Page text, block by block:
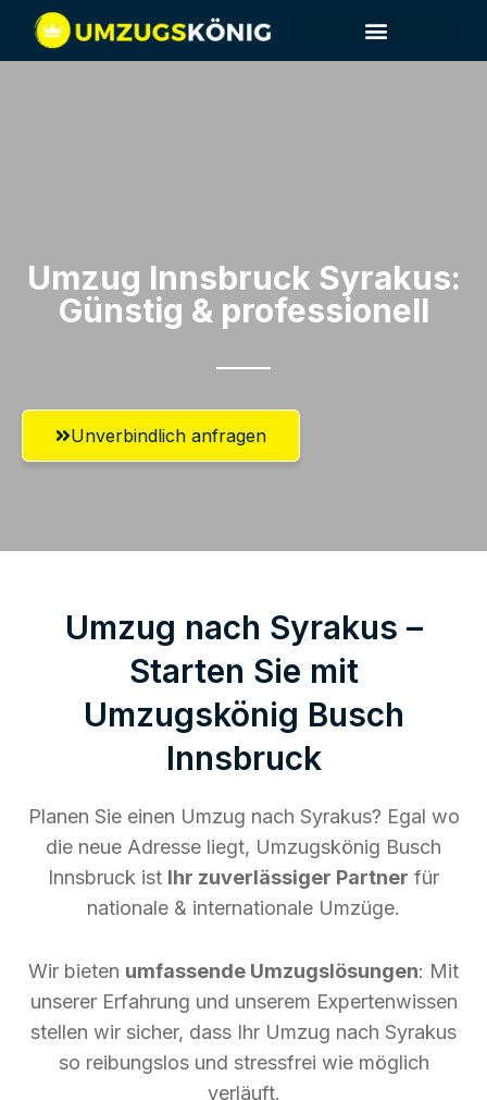
Umzug Innsbruck​ Syrakus:
Günstig & professionell​
Unverbindlich anfragen
Umzug nach Syrakus –
Starten Sie mit
Umzugskönig Busch
Innsbruck
Planen Sie einen Umzug nach Syrakus? Egal wo
die neue Adresse liegt, Umzugskönig Busch
Innsbruck ist Ihr zuverlässiger Partner für
nationale & internationale Umzüge.
Wir bieten umfassende Umzugslösungen: Mit
unserer Erfahrung und unserem Expertenwissen
stellen wir sicher, dass Ihr Umzug nach Syrakus
so reibungslos und stressfrei wie möglich
verläuft.